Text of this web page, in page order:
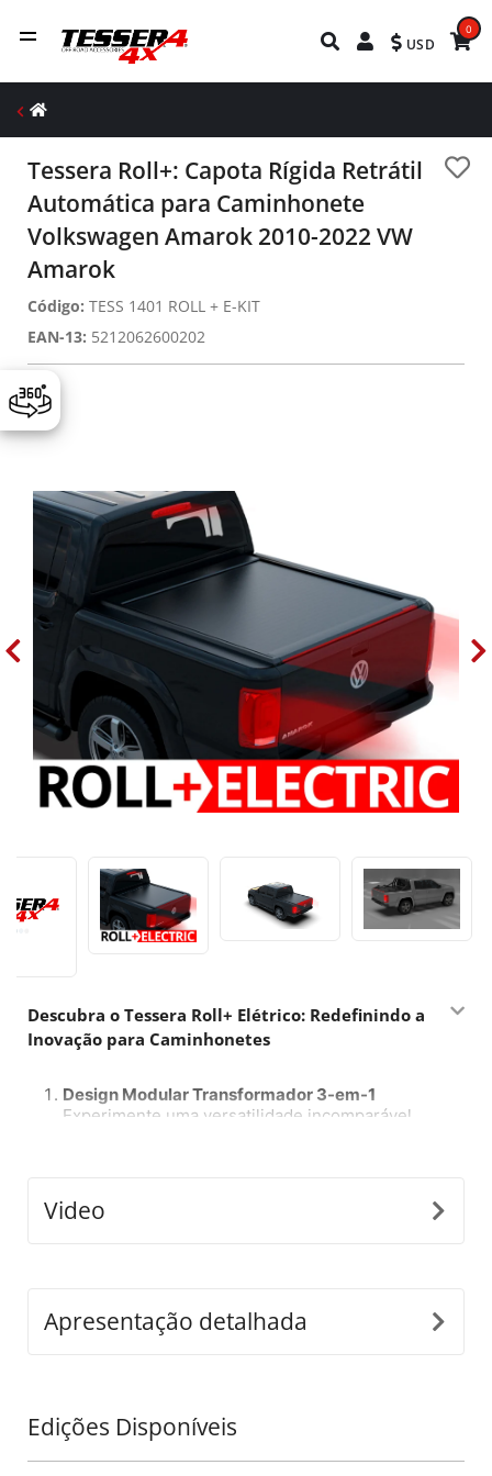
USD
0
Tessera Roll+: Capota Rígida Retrátil
Automática para Caminhonete
Volkswagen Amarok 2010-2022 VW
Amarok
Código: TESS 1401 ROLL + E-KIT
EAN-13: 5212062600202
Descubra o Tessera Roll+ Elétrico: Redefinindo a
Inovação para Caminhonetes
Design Modular Transformador 3-em-1
Experimente uma versatilidade incomparável
elétrico—e volta novamente—sem a
necessidade de substituir todo o sistema. Basta
impulsionada por inteligência artificial. Este
Video
Apresentação detalhada
Edições Disponíveis